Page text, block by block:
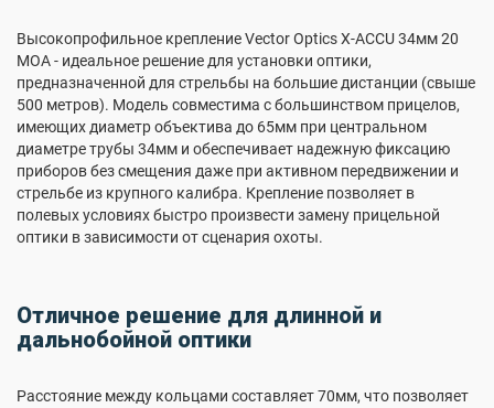
Высокопрофильное крепление Vector Optics X-ACCU 34мм 20
MOA - идеальное решение для установки оптики,
предназначенной для стрельбы на большие дистанции (свыше
500 метров). Модель совместима с большинством прицелов,
имеющих диаметр объектива до 65мм при центральном
диаметре трубы 34мм и обеспечивает надежную фиксацию
приборов без смещения даже при активном передвижении и
стрельбе из крупного калибра. Крепление позволяет в
полевых условиях быстро произвести замену прицельной
оптики в зависимости от сценария охоты.
Отличное решение для длинной и
дальнобойной оптики
Расстояние между кольцами составляет 70мм, что позволяет